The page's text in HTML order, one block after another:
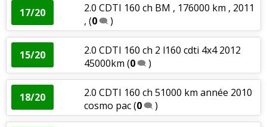
17/20
2.0 CDTI 160 ch BM , 176000 km , 2011
, (0 )
15/20
2.0 CDTI 160 ch 2 l160 cdti 4x4 2012
45000km (0 )
18/20
2.0 CDTI 160 ch 51000 km année 2010
cosmo pac(0 )